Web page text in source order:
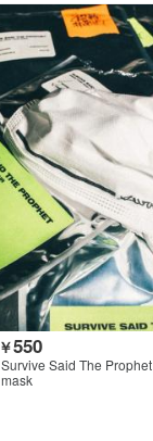
￥550
Survive Said The Prophet
mask